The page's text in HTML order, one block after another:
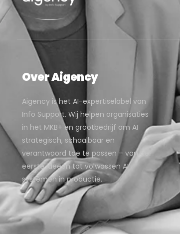
Over Aigency
Aigency is het AI-expertiselabel van
Info Support. Wij helpen organisaties
in het MKB+ en grootbedrijf om AI
strategisch, schaalbaar en
verantwoord toe te passen – van de
eerste ideeën tot volwassen AI-
systemen in productie.